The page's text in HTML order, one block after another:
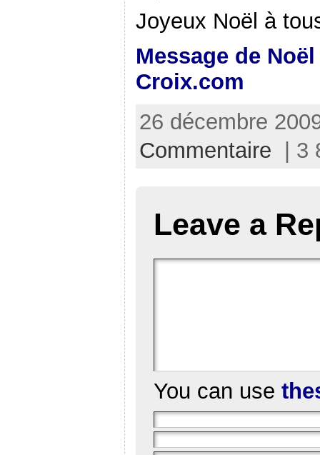
Joyeux Noël à
Message de
Croix.com
26 décembre
Commentaire | 3
Leave a
You can use